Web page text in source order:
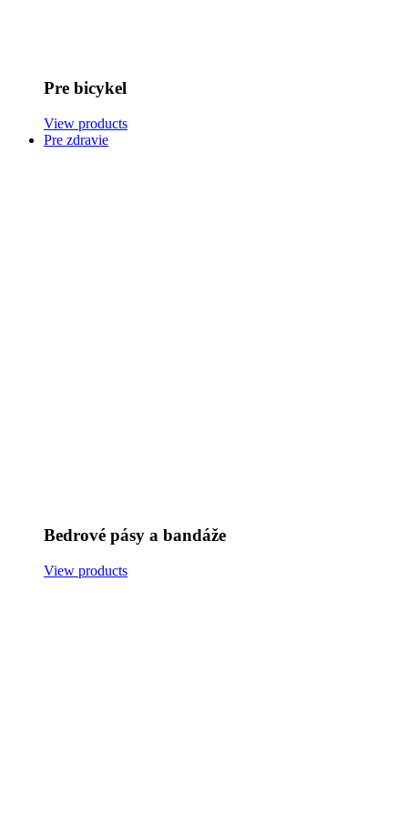
Pre bicykel
View products
Pre zdravie
Bedrové pásy a bandáže
View products